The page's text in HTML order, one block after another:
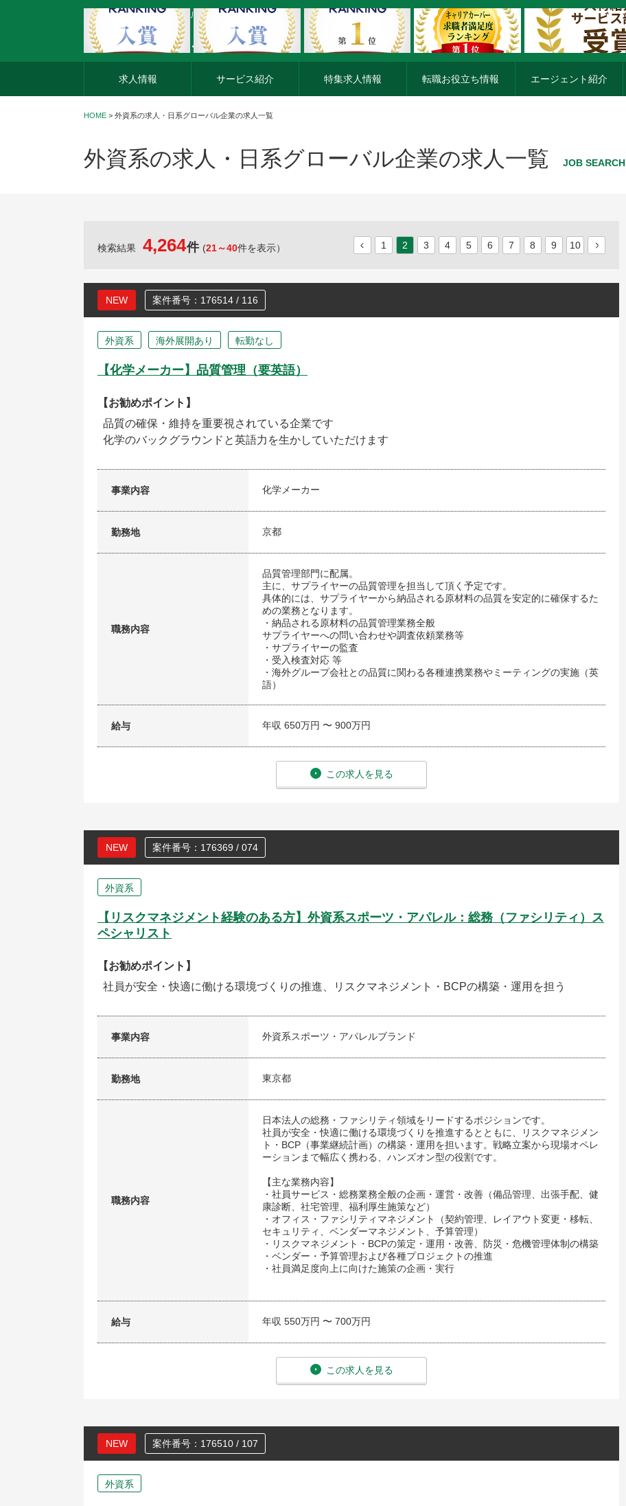
外資系企業の転職・キャリア転職ならアージスジャパン
求人情報 サービス紹介 特集求人情報 転職お役立ち情報 エージェント紹介
HOME > 外資系の求人・日系グローバル企業の求人一覧
外資系の求人・日系グローバル企業の求人一覧 JOB SEARCH
検索結果 4,264件 (21～40件を表示） 1 2 3 4 5 6 7 8 9 10
NEW 案件番号：176514 / 116
外資系 海外展開あり 転勤なし
【化学メーカー】品質管理（要英語）
【お勧めポイント】
品質の確保・維持を重要視されている企業です
化学のバックグラウンドと英語力を生かしていただけます
事業内容 化学メーカー
勤務地 京都
職務内容
品質管理部門に配属。
主に、サプライヤーの品質管理を担当して頂く予定です。
具体的には、サプライヤーから納品される原材料の品質を安定的に確保するた
めの業務となります。
・納品される原材料の品質管理業務全般
サプライヤーへの問い合わせや調査依頼業務等
・サプライヤーの監査
・受入検査対応 等
・海外グループ会社との品質に関わる各種連携業務やミーティングの実施（英
語）
給与 年収 650万円 〜 900万円
この求人を見る
NEW 案件番号：176369 / 074
外資系
【リスクマネジメント経験のある方】外資系スポーツ・アパレル：総務（ファシリティ）ス
ペシャリスト
【お勧めポイント】
社員が安全・快適に働ける環境づくりの推進、リスクマネジメント・BCPの構築・運用を担う
事業内容 外資系スポーツ・アパレルブランド
勤務地 東京都
職務内容
日本法人の総務・ファシリティ領域をリードするポジションです。
社員が安全・快適に働ける環境づくりを推進するとともに、リスクマネジメン
ト・BCP（事業継続計画）の構築・運用を担います。戦略立案から現場オペレ
ーションまで幅広く携わる、ハンズオン型の役割です。
【主な業務内容】
・社員サービス・総務業務全般の企画・運営・改善（備品管理、出張手配、健
康診断、社宅管理、福利厚生施策など）
・オフィス・ファシリティマネジメント（契約管理、レイアウト変更・移転、
セキュリティ、ベンダーマネジメント、予算管理）
・リスクマネジメント・BCPの策定・運用・改善、防災・危機管理体制の構築
・ベンダー・予算管理および各種プロジェクトの推進
・社員満足度向上に向けた施策の企画・実行
給与 年収 550万円 〜 700万円
この求人を見る
NEW 案件番号：176510 / 107
外資系